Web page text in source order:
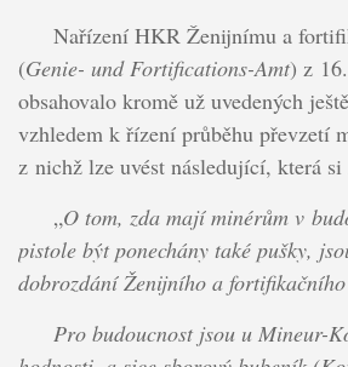
Nařízení HKR Ženijnímu a
(Genie- und Fortifications-Amt) z
obsahovalo kromě už uvedených
vzhledem k řízení průběhu převzetí
z nichž lze uvést následující, která si
„O tom, zda mají minérům v
pistole být ponechány také pušky,
dobrozdání Ženijního a
Pro budoucnost jsou u Mineur-